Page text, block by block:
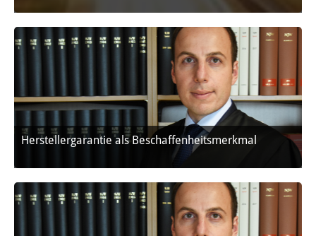
Herstellergarantie als Beschaffenheitsmerkmal